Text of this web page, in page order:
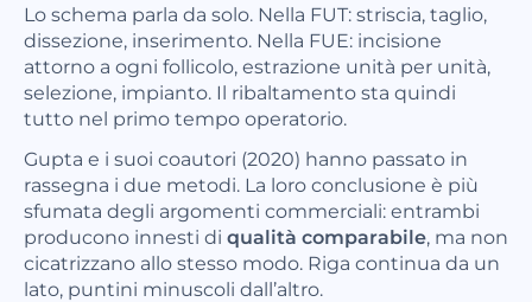
Lo schema parla da solo. Nella FUT: striscia, taglio,
dissezione, inserimento. Nella FUE: incisione
attorno a ogni follicolo, estrazione unità per unità,
selezione, impianto. Il ribaltamento sta quindi
tutto nel primo tempo operatorio.
Gupta e i suoi coautori (2020) hanno passato in
rassegna i due metodi. La loro conclusione è più
sfumata degli argomenti commerciali: entrambi
producono innesti di qualità comparabile, ma non
cicatrizzano allo stesso modo. Riga continua da un
lato, puntini minuscoli dall’altro.